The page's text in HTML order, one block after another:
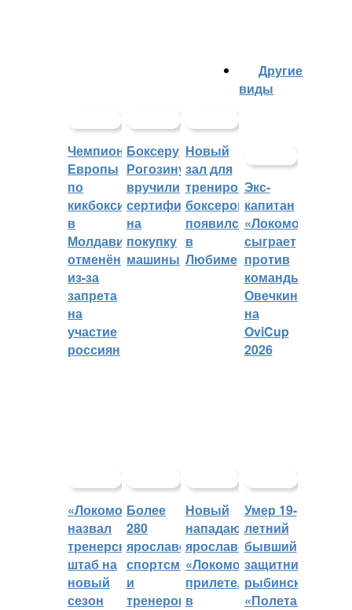
Чемпионат
Европы
по
кикбоксингу
в
Молдавии
отменён
из-за
запрета
на
участие
россиян
Боксеру
Рогозину
вручили
сертификат
на
покупку
машины
Новый
зал для
тренировок
боксеров
появился
в
Любиме
Другие
виды
Экс-
капитан
«Локомотива»
сыграет
против
команды
Овечкина
на
OviCup
2026
«Локомотив»
назвал
тренерский
штаб на
новый
сезон
Более
280
ярославских
спортсменов
и
тренеров
Новый
нападающий
ярославского
«Локомотива»
прилетел
в
Умер 19-
летний
бывший
защитник
рыбинского
«Полета»